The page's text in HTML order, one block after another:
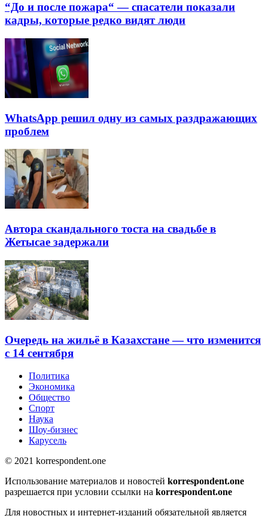
“До и после пожара“ — спасатели показали
кадры, которые редко видят люди
WhatsApp решил одну из самых раздражающих
проблем
Автора скандального тоста на свадьбе в
Жетысае задержали
Очередь на жильё в Казахстане — что изменится
с 14 сентября
Политика
Экономика
Общество
Спорт
Наука
Шоу-бизнес
Карусель
© 2021 korrespondent.one
Использование материалов и новостей korrespondent.one
разрешается при условии ссылки на korrespondent.one
Для новостных и интернет-изданий обязательной является